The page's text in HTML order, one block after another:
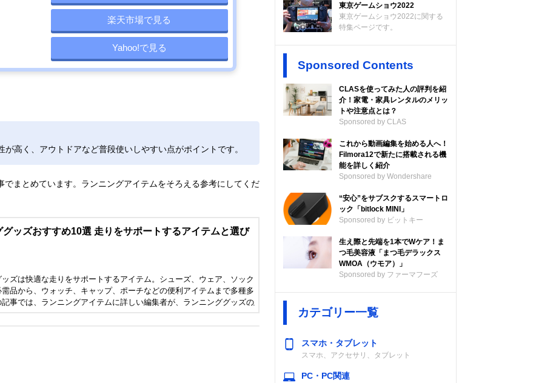
楽天市場で見る
Yahoo!で見る
高く、アウトドアなど普段使いしやすい点がポイントです。
まとめています。ランニングアイテムをそろえる参考にしてくだ
グッズおすすめ10選 走りをサポートするアイテムと選び
ズは快適な走りをサポートするアイテム。シューズ、ウェア、ソック
品から、ウォッチ、キャップ、ポーチなどの便利アイテムまで多種多
事では、ランニングアイテムに詳しい編集者が、ランニンググッズの
東京ゲームショウ2022
東京ゲームショウ2022に関する
特集ページです。
Sponsored Contents
CLASを使ってみた人の評判を紹
介！家電・家具レンタルのメリッ
トや注意点とは？
Sponsored by CLAS
これから動画編集を始める人へ！
Filmora12で新たに搭載される機
能を詳しく紹介
Sponsored by Wondershare
“安心”をサブスクするスマートロ
ック「bitlock MINI」
Sponsored by ビットキー
生え際と先端を1本でWケア！ま
つ毛美容液「まつ毛デラックス
WMOA（ウモア）」
Sponsored by ファーマフーズ
カテゴリー一覧
スマホ・タブレット
スマホ、アクセサリ、タブレット
PC・PC関連